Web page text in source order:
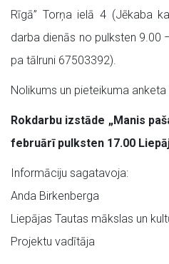
Rīgā” Torņa ielā 4 (Jēkaba
darba dienās no pulksten 9.00
pa tālruni 67503392).
Nolikums un pieteikuma
Rokdarbu izstāde „Manis
februārī pulksten 17.00
Informāciju sagatavoja:
Anda Birkenberga
Liepājas Tautas mākslas un
Projektu vadītāja